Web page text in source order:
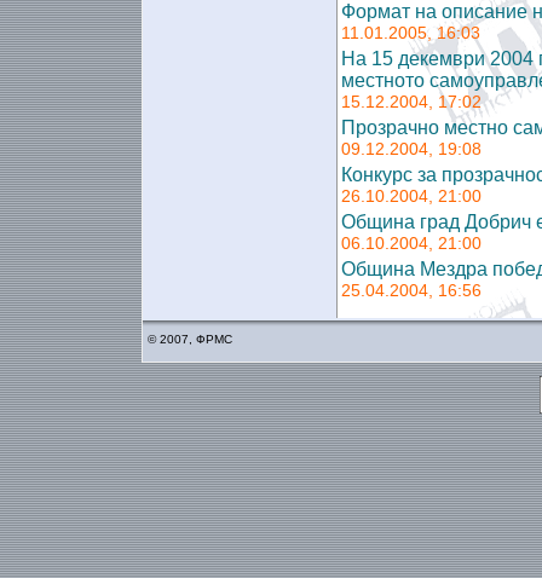
Формат на описание
11.01.2005, 16:03
На 15 декември 2004
местното
15.12.2004, 17:02
Прозрачно местно
09.12.2004, 19:08
Конкурс за
26.10.2004, 21:00
Община град Добрич
06.10.2004, 21:00
Община Мездра
25.04.2004, 16:56
© 2007, ФРМС